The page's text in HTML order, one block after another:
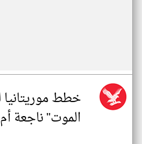
خطط
الموت" ناجعة